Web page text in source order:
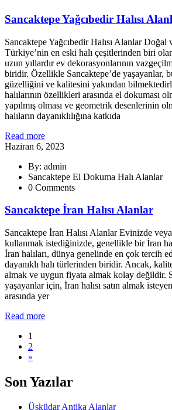
Sancaktepe Yağcıbedir Halısı
Sancaktepe Yağcıbedir Halısı Alanlar Doğal
Türkiye’nin en eski halı çeşitlerinden biri
uzun yıllardır ev dekorasyonlarının
biridir. Özellikle Sancaktepe’de yaşayanlar,
güzelliğini ve kalitesini yakından
halılarının özellikleri arasında el dokuması
yapılmış olması ve geometrik desenlerinin
halıların dayanıklılığına katkıda
Read more
Haziran 6, 2023
By: admin
Sancaktepe El Dokuma Halı Alanlar
0 Comments
Sancaktepe İran Halısı Alanlar
Sancaktepe İran Halısı Alanlar Evinizde
kullanmak istediğinizde, genellikle bir İran
İran halıları, dünya genelinde en çok tercih
dayanıklı halı türlerinden biridir. Ancak,
almak ve uygun fiyata almak kolay değildir.
yaşayanlar için, İran halısı satın almak
arasında yer
Read more
1
2
»
Son Yazılar
Üsküdar Antika Alanlar